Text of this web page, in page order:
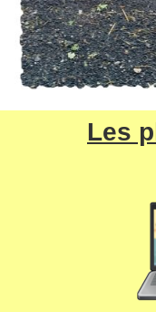
Les